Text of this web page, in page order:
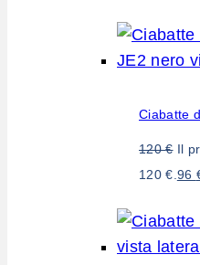
Ciabatte
120€ Il
120 €. 96